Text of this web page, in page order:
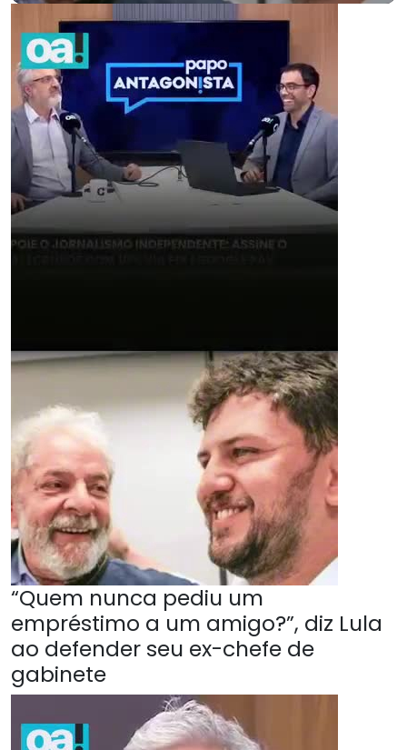
“Quem nunca pediu um
empréstimo a um amigo?”, diz Lula
ao defender seu ex-chefe de
gabinete